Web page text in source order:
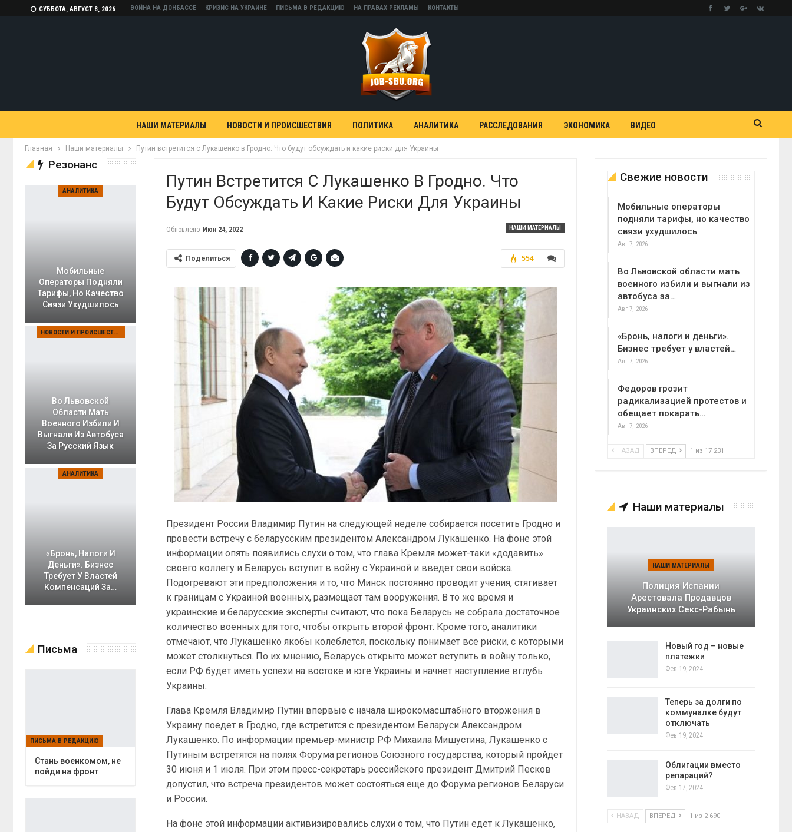
СУББОТА, АВГУСТ 8, 2026 ВОЙНА НА ДОНБАССЕ КРИЗИС НА УКРАИНЕ ПИСЬМА В РЕДАКЦИЮ НА ПРАВАХ РЕКЛАМЫ КОНТАКТЫ
НАШИ МАТЕРИАЛЫ НОВОСТИ И ПРОИСШЕСТВИЯ ПОЛИТИКА АНАЛИТИКА РАССЛЕДОВАНИЯ ЭКОНОМИКА ВИДЕО
Главная Наши материалы Путин встретится с Лукашенко в Гродно. Что будут обсуждать и какие риски для Украины
Путин Встретится С Лукашенко В Гродно. Что
Будут Обсуждать И Какие Риски Для Украины
НАШИ МАТЕРИАЛЫ
Обновлено Июн 24, 2022
554
Поделиться
Президент России Владимир Путин на следующей неделе собирается посетить Гродно и
провести встречу с беларусским президентом Александром Лукашенко. На фоне этой
информации опять появились слухи о том, что глава Кремля может-таки «додавить»
своего коллегу и Беларусь вступит в войну с Украиной и введет свои войска.
Подогревают эти предположения и то, что Минск постоянно проводит учения, стягивает
к границам с Украиной военных, размещает там вооружения. В то же время и
украинские и беларусские эксперты считают, что пока Беларусь не собрала достаточное
количество военных для того, чтобы открыть второй фронт. Кроме того, аналитики
отмечают, что Лукашенко якобы колеблется, поскольку понимает все риски, с которыми
может столкнуться. По их мнению, Беларусь открыто может вступить в войну только,
если РФ будет иметь успехи на востоке и юге Украины и начнет наступление вглубь
Украины.
Глава Кремля Владимир Путин впервые с начала широкомасштабного вторжения в
Украину поедет в Гродно, где встретится с президентом Беларуси Александром
Лукашенко. По информации премьер-министр РФ Михаила Мишустина, Лукашенко с
Путиным встретятся на полях Форума регионов Союзного государства, который пройдет
30 июня и 1 июля. При этом пресс-секретарь российского президент Дмитрий Песков
допустил, что встреча президентов может состояться еще до Форума регионов Беларуси
и России.
На фоне этой информации активизировались слухи о том, что Путин едет к Лукашенко,
Свежие новости
Мобильные операторы
подняли тарифы, но качество
связи ухудшилось
Авг 7, 2026
Во Львовской области мать
военного избили и выгнали из
автобуса за…
Авг 7, 2026
«Бронь, налоги и деньги».
Бизнес требует у властей…
Авг 7, 2026
Федоров грозит
радикализацией протестов и
обещает покарать…
Авг 7, 2026
НАЗАД ВПЕРЕД 1 из 17 231
Наши материалы
НАШИ МАТЕРИАЛЫ
Полиция Испании
Арестовала Продавцов
Украинских Секс-Рабынь
Новый год – новые
платежки
Фев 19, 2024
Теперь за долги по
коммуналке будут
отключать
Фев 19, 2024
Облигации вместо
репараций?
Фев 17, 2024
НАЗАД ВПЕРЕД 1 из 2 690
Резонанс
АНАЛИТИКА
Мобильные
Операторы Подняли
Тарифы, Но Качество
Связи Ухудшилось
НОВОСТИ И ПРОИСШЕСТВИЯ
Во Львовской
Области Мать
Военного Избили И
Выгнали Из Автобуса
За Русский Язык
АНАЛИТИКА
«Бронь, Налоги И
Деньги». Бизнес
Требует У Властей
Компенсаций За…
Письма
ПИСЬМА В РЕДАКЦИЮ
Cтань военкомом, не
пойди на фронт